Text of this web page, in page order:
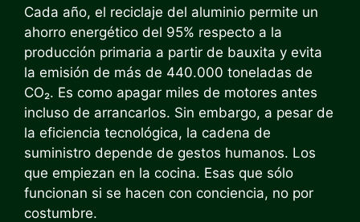
Cada año, el reciclaje del aluminio permite un
ahorro energético del 95% respecto a la
producción primaria a partir de bauxita y evita
la emisión de más de 440.000 toneladas de
CO₂. Es como apagar miles de motores antes
incluso de arrancarlos. Sin embargo, a pesar de
la eficiencia tecnológica, la cadena de
suministro depende de gestos humanos. Los
que empiezan en la cocina. Esas que sólo
funcionan si se hacen con conciencia, no por
costumbre.